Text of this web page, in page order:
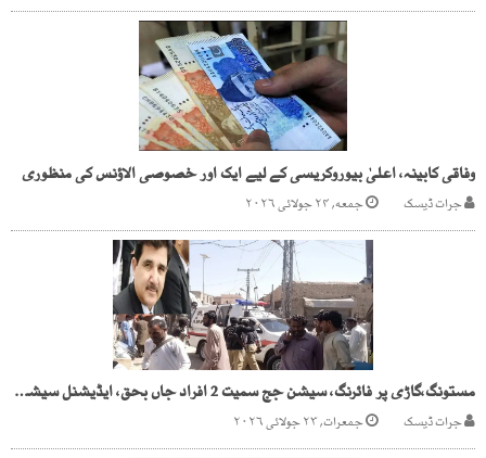
وفاقی کابینہ، اعلیٰ بیوروکریسی کے لیے ایک اور خصوصی الاؤنس کی منظوری
جرات ڈیسک جمعه, ۲۴ جولائی ۲۰۲۶
مستونگ،گاڑی پر فائرنگ، سیشن جج سمیت 2 افراد جاں بحق، ایڈیشنل سیشن جج زخمی
جرات ڈیسک جمعرات, ۲۳ جولائی ۲۰۲۶